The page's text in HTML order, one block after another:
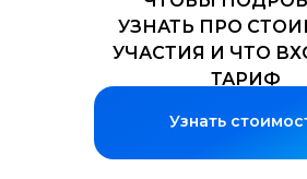
УЗНАТЬ ПРО
УЧАСТИЯ И ЧТО
ТАРИФ
Узнать